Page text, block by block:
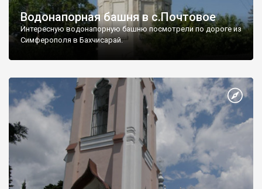
Водонапорная башня в с.Почтовое
Интересную водонапорную башню посмотрели по дороге из
Симферополя в Бахчисарай.